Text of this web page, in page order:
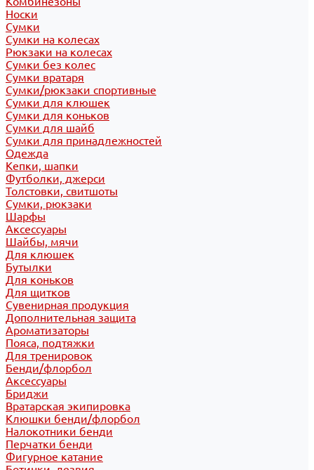
Носки
Сумки
Сумки на колесах
Рюкзаки на колесах
Сумки без колес
Сумки вратаря
Сумки/рюкзаки спортивные
Сумки для клюшек
Сумки для коньков
Сумки для шайб
Сумки для принадлежностей
Одежда
Кепки, шапки
Футболки, джерси
Толстовки, свитшоты
Сумки, рюкзаки
Шарфы
Аксессуары
Шайбы, мячи
Для клюшек
Бутылки
Для коньков
Для щитков
Сувенирная продукция
Дополнительная защита
Ароматизаторы
Пояса, подтяжки
Для тренировок
Бенди/флорбол
Аксессуары
Бриджи
Вратарская экипировка
Клюшки бенди/флорбол
Налокотники бенди
Перчатки бенди
Фигурное катание